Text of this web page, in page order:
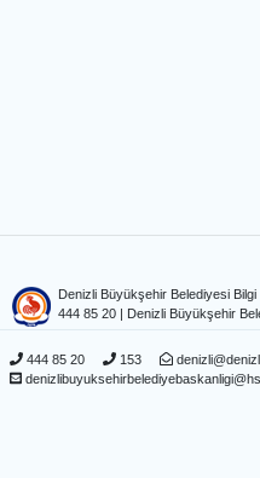
Denizli Büyükşehir Belediyesi Bilgi
444 85 20 | Denizli Büyükşehir
444 85 20 153